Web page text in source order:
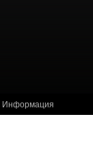
Информация